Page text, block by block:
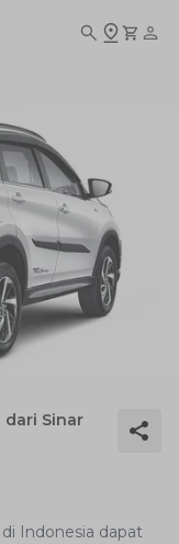
dari Sinar
Indonesia dapat